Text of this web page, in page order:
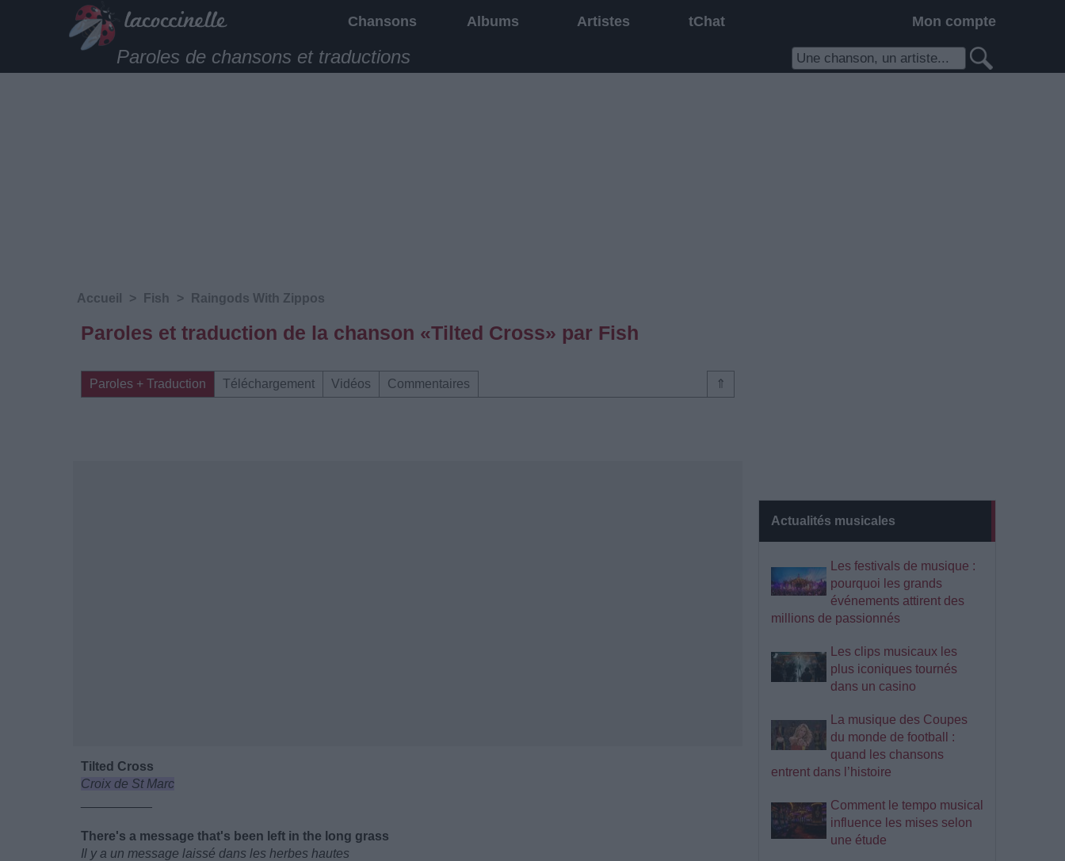
Chansons Albums Artistes tChat Mon compte
Paroles de chansons et traductions
Actualités musicales
Les festivals de musique :
pourquoi les grands
événements attirent des
millions de passionnés
Les clips musicaux les
plus iconiques tournés
dans un casino
La musique des Coupes
du monde de football :
quand les chansons
entrent dans l’histoire
Comment le tempo musical
influence les mises selon
une étude
Accueil > Fish > Raingods With Zippos
Paroles et traduction de la chanson «Tilted Cross» par Fish
⇑
Paroles + Traduction Téléchargement Vidéos Commentaires
Tilted Cross
Croix de St Marc
There's a message that's been left in the long grass
Il y a un message laissé dans les herbes hautes